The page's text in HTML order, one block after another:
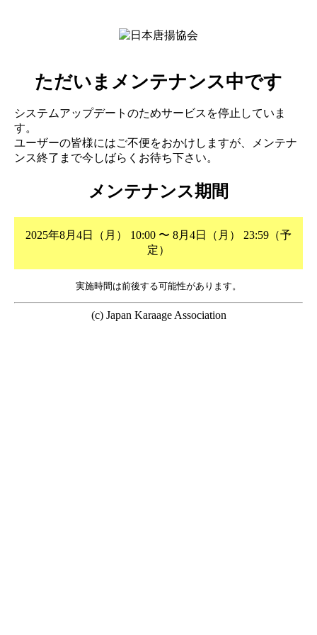
ただいまメンテナンス中です
システムアップデートのためサービスを停止していま
す。
ユーザーの皆様にはご不便をおかけしますが、メンテナ
ンス終了まで今しばらくお待ち下さい。
メンテナンス期間
2025年8月4日（月） 10:00 〜 8月4日（月） 23:59（予
定）
実施時間は前後する可能性があります。
(c) Japan Karaage Association